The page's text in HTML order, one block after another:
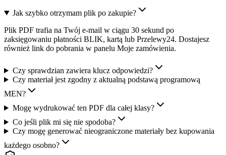
Jak szybko otrzymam plik po zakupie?
Plik PDF trafia na Twój e-mail w ciągu 30 sekund po
zaksięgowaniu płatności BLIK, kartą lub Przelewy24. Dostajesz
również link do pobrania w panelu Moje zamówienia.
Czy sprawdzian zawiera klucz odpowiedzi?
Czy materiał jest zgodny z aktualną podstawą programową
MEN?
Mogę wydrukować ten PDF dla całej klasy?
Co jeśli plik mi się nie spodoba?
Czy mogę generować nieograniczone materiały bez kupowania
każdego osobno?